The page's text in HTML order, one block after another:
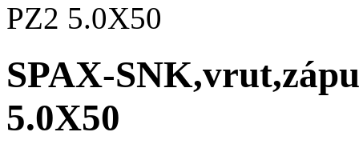
PZ2 5.0X50
SPAX-
5.0X50